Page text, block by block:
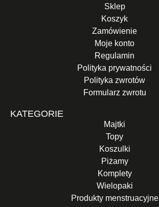
Sklep
Koszyk
Zamówienie
Moje konto
Regulamin
Polityka prywatności
Polityka zwrotów
Formularz zwrotu
KATEGORIE
Majtki
Topy
Koszulki
Piżamy
Komplety
Wielopaki
Produkty menstruacyjne